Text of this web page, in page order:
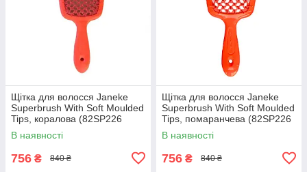
Щітка для волосся Janeke
Superbrush With Soft Moulded
Tips, коралова (82SP226
PFL)
В наявності
756 ₴ 840 ₴
Щітка для волосся Janeke
Superbrush With Soft Moulded
Tips, помаранчева (82SP226
OFL)
В наявності
756 ₴ 840 ₴